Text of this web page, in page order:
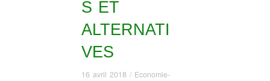
S ET
ALTERNATI
VES
16 avril 2018 / Economie-